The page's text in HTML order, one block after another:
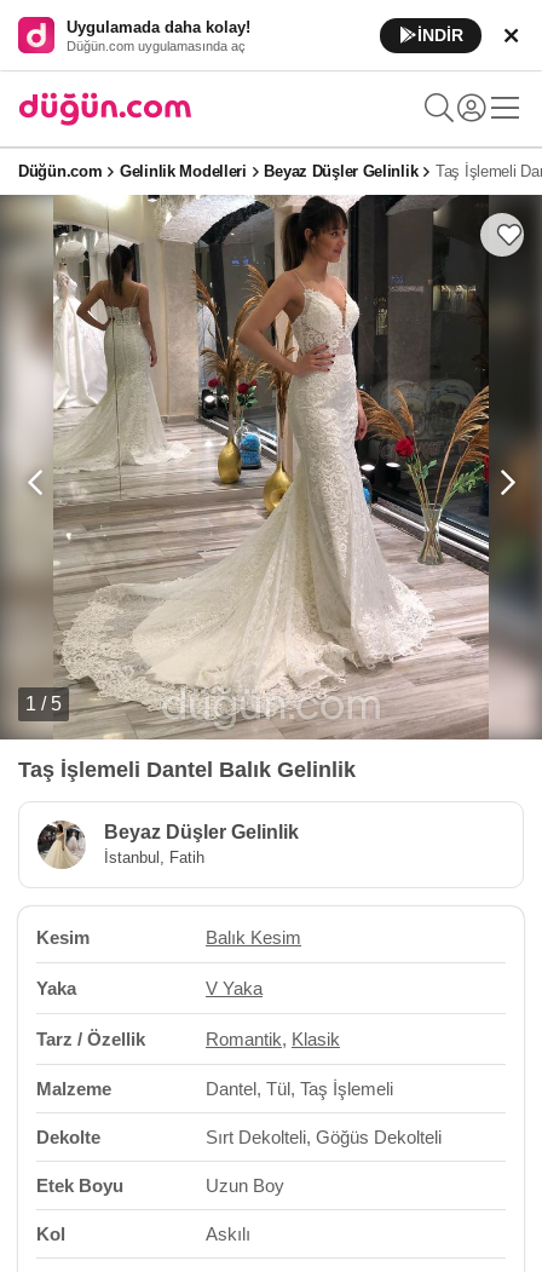
Uygulamada daha kolay!
Düğün.com uygulamasında aç
İNDİR
Düğün.com Gelinlik Modelleri Beyaz Düşler Gelinlik Taş İşlemeli
1 / 5
Taş İşlemeli Dantel Balık Gelinlik
Beyaz Düşler Gelinlik
İstanbul, Fatih
Kesim Balık Kesim
Yaka V Yaka
Tarz / Özellik Romantik, Klasik
Malzeme Dantel, Tül, Taş İşlemeli
Dekolte Sırt Dekolteli, Göğüs Dekolteli
Etek Boyu Uzun Boy
Kol Askılı